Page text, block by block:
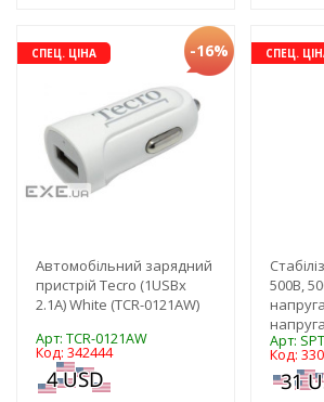
СПЕЦ. ЦІНА -16%
Автомобільний зарядний
пристрій Tecro (1USBх
2.1A) White (TCR-0121AW)
Арт: TCR-0121AW
Код: 342444
СПЕЦ.
500B,
Арт:
Код: